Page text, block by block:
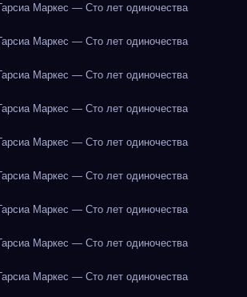
Маркес — Сто лет одиночества
Маркес — Сто лет одиночества
Маркес — Сто лет одиночества
Маркес — Сто лет одиночества
Маркес — Сто лет одиночества
Маркес — Сто лет одиночества
Маркес — Сто лет одиночества
Маркес — Сто лет одиночества
Маркес — Сто лет одиночества